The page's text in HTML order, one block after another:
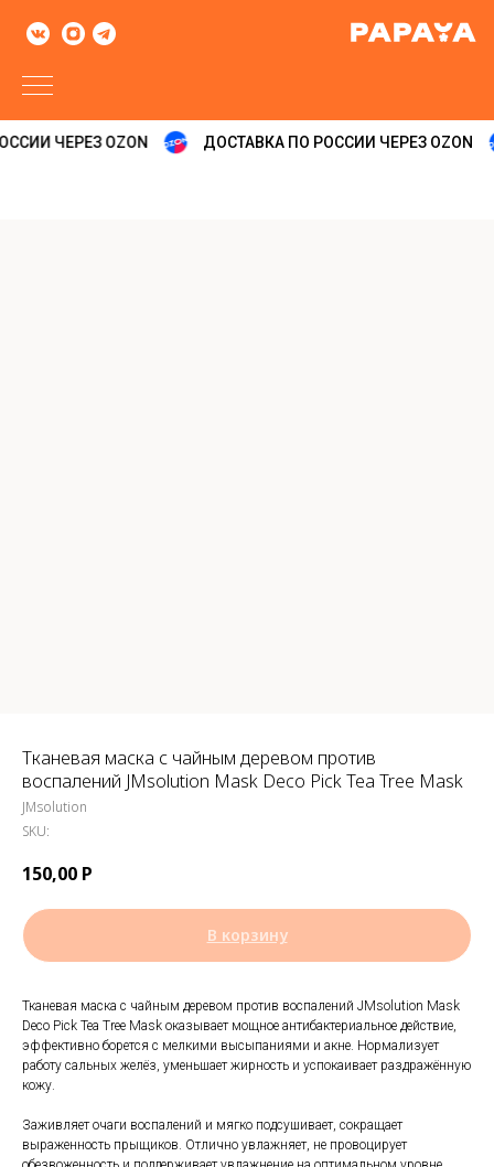
ЧЕРЕЗ OZON ДОСТАВКА ПО РОССИИ ЧЕРЕЗ OZON
Тканевая маска с чайным деревом против
воспалений JMsolution Mask Deco Pick Tea Tree Mask
JMsolution
SKU:
150,00 Р
В корзину
Тканевая маска с чайным деревом против воспалений JMsolution Mask
Deco Pick Tea Tree Mask оказывает мощное антибактериальное действие,
эффективно борется с мелкими высыпаниями и акне. Нормализует
работу сальных желёз, уменьшает жирность и успокаивает раздражённую
кожу.
Заживляет очаги воспалений и мягко подсушивает, сокращает
выраженность прыщиков. Отлично увлажняет, не провоцирует